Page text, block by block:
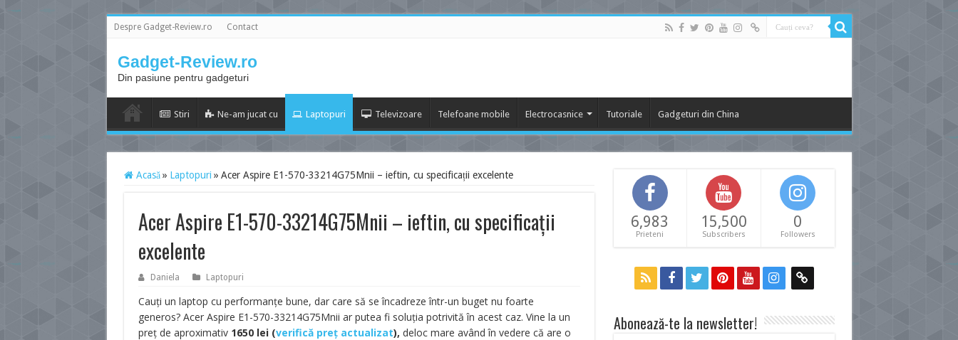
Despre Gadget-Review.ro Contact
Gadget-Review.ro
Din pasiune pentru gadgeturi
Stiri Ne-am jucat cu Laptopuri Televizoare Telefoane mobile Electrocasnice Tutoriale Gadgeturi din China
Acasă » Laptopuri » Acer Aspire E1-570-33214G75Mnii – ieftin, cu specificații excelente
Acer Aspire E1-570-33214G75Mnii – ieftin, cu specificații
excelente
Daniela Laptopuri
Cauți un laptop cu performanțe bune, dar care să se încadreze într-un buget nu foarte
generos? Acer Aspire E1-570-33214G75Mnii ar putea fi soluția potrivită în acest caz. Vine la un
preț de aproximativ1650 lei(verifică preț actualizat), deloc mare având în vedere că are o
6,983
Prieteni
15,500
Subscribers
0
Followers
Abonează-te la newsletter!